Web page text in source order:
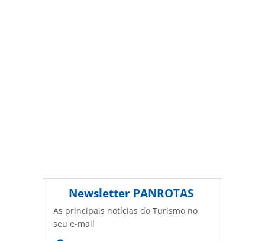
Newsletter PANROTAS
As principais notícias do Turismo no
seu e-mail